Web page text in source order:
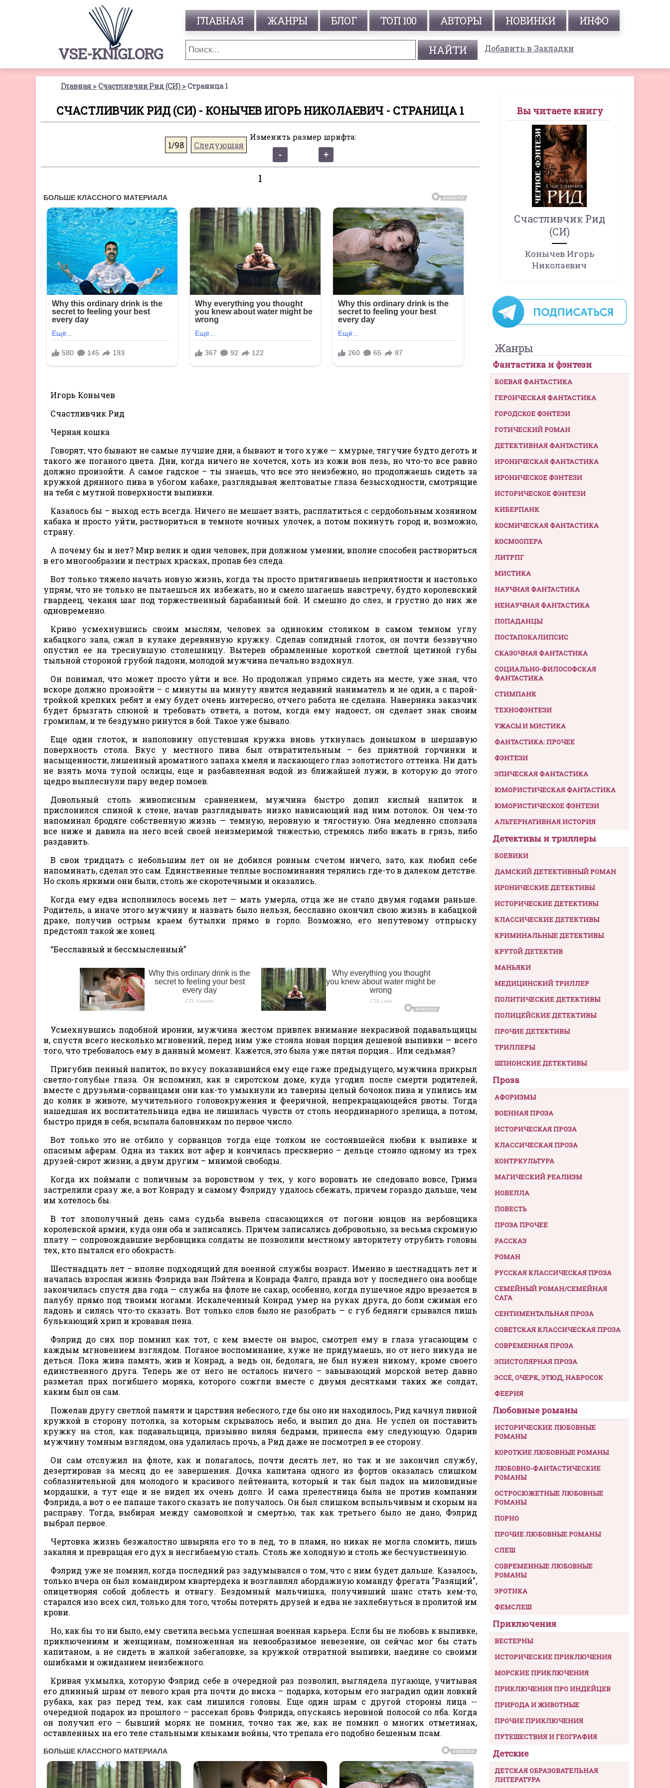
VSE-KNIGI.ORG
ГЛАВНАЯ ЖАНРЫ БЛОГ ТОП 100 АВТОРЫ НОВИНКИ ИНФО
Добавить в Закладки
Главная Счастливчик Рид (СИ) Страница 1
СЧАСТЛИВЧИК РИД (СИ) - КОНЫЧЕВ ИГОРЬ НИКОЛАЕВИЧ - СТРАНИЦА 1
1/98 Следующая
Изменить размер шрифта:
1
Игорь Конычев
Счастливчик Рид
Черная кошка
Говорят, что бывают не самые лучшие дни, а бывают и того хуже — хмурые, тягучие будто деготь и
такого же поганого цвета. Дни, когда ничего не хочется, хоть из кожи вон лезь, но что-то все равно
должно произойти. А самое гадское – ты знаешь, что все это неизбежно, но продолжаешь сидеть за
кружкой дрянного пива в убогом кабаке, разглядывая желтоватые глаза безысходности, смотрящие
на тебя с мутной поверхности выпивки.
Казалось бы – выход есть всегда. Ничего не мешает взять, расплатиться с сердобольным хозяином
кабака и просто уйти, раствориться в темноте ночных улочек, а потом покинуть город и, возможно,
страну.
А почему бы и нет? Мир велик и один человек, при должном умении, вполне способен раствориться
в его многообразии и пестрых красках, пропав без следа.
Вот только тяжело начать новую жизнь, когда ты просто притягиваешь неприятности и настолько
упрям, что не только не пытаешься их избежать, но и смело шагаешь навстречу, будто королевский
гвардеец, чеканя шаг под торжественный барабанный бой. И смешно до слез, и грустно до них же
одновременно.
Криво усмехнувшись своим мыслям, человек за одиноким столиком в самом темном углу
кабацкого зала, сжал в кулаке деревянную кружку. Сделав солидный глоток, он почти беззвучно
опустил ее на треснувшую столешницу. Вытерев обрамленные короткой светлой щетиной губы
тыльной стороной грубой ладони, молодой мужчина печально вздохнул.
Он понимал, что может просто уйти и все. Но продолжал упрямо сидеть на месте, уже зная, что
вскоре должно произойти – с минуты на минуту явится недавний наниматель и не один, а с парой-
тройкой крепких ребят и ему будет очень интересно, отчего работа не сделана. Наверняка заказчик
будет брызгать слюной и требовать ответа, а потом, когда ему надоест, он сделает знак своим
громилам, и те бездумно ринутся в бой. Такое уже бывало.
Еще один глоток, и наполовину опустевшая кружка вновь уткнулась донышком в шершавую
поверхность стола. Вкус у местного пива был отвратительным – без приятной горчинки и
насыщенности, лишенный ароматного запаха хмеля и ласкающего глаз золотистого оттенка. Ни дать
не взять моча тупой ослицы, еще и разбавленная водой из ближайшей лужи, в которую до этого
щедро выплеснули пару ведер помоев.
Довольный столь живописным сравнением, мужчина быстро допил кислый напиток и
прислонился спиной к стене, начав разглядывать низко нависающий над ним потолок. Он чем-то
напоминал бродяге собственную жизнь — темную, неровную и тягостную. Она медленно сползала
все ниже и давила на него всей своей неизмеримой тяжестью, стремясь либо вжать в грязь, либо
раздавить.
В свои тридцать с небольшим лет он не добился ровным счетом ничего, зато, как любил себе
напоминать, сделал это сам. Единственные теплые воспоминания терялись где-то в далеком детстве.
Но сколь яркими они были, столь же скоротечными и оказались.
Когда ему едва исполнилось восемь лет — мать умерла, отца же не стало двумя годами раньше.
Родитель, а иначе этого мужчину и назвать было нельзя, бесславно окончил свою жизнь в кабацкой
драке, получив острым краем бутылки прямо в горло. Возможно, его непутевому отпрыску
предстоял такой же конец.
“Бесславный и бессмысленный”
Усмехнувшись подобной иронии, мужчина жестом привлек внимание некрасивой подавальщицы
и, спустя всего несколько мгновений, перед ним уже стояла новая порция дешевой выпивки — всего
того, что требовалось ему в данный момент. Кажется, это была уже пятая порция… Или седьмая?
Пригубив пенный напиток, по вкусу показавшийся ему еще гаже предыдущего, мужчина прикрыл
светло-голубые глаза. Он вспомнил, как в сиротском доме, куда угодил после смерти родителей,
вместе с друзьями-сорванцами они как-то умыкнули из таверны целый бочонок пива и упились им
до колик в животе, мучительного головокружения и фееричной, непрекращающейся рвоты. Тогда
нашедшая их воспитательница едва не лишилась чувств от столь неординарного зрелища, а потом,
быстро придя в себя, всыпала баловникам по первое число.
Вот только это не отбило у сорванцов тогда еще толком не состоявшейся любви к выпивке и
опасным аферам. Одна из таких вот афер и кончилась прескверно – дельце стоило одному из трех
друзей-сирот жизни, а двум другим – мнимой свободы.
Когда их поймали с поличным за воровством у тех, у кого воровать не следовало вовсе, Грима
застрелили сразу же, а вот Конраду и самому Фэлриду удалось сбежать, причем гораздо дальше, чем
им хотелось бы.
В тот злополучный день сама судьба вывела спасающихся от погони юнцов на вербовщика
королевской армии, куда они оба и записались. Причем записались добровольно, за весьма скромную
плату — сопровождавшие вербовщика солдаты не позволили местному авторитету отрубить головы
тех, кто пытался его обокрасть.
Шестнадцать лет – вполне подходящий для военной службы возраст. Именно в шестнадцать лет и
началась взрослая жизнь Фэлрида ван Лэйтена и Конрада Фалго, правда вот у последнего она вообще
закончилась спустя два года — служба на флоте не сахар, особенно, когда пушечное ядро врезается в
палубу прямо под твоими ногами. Искалеченный Конрад умер на руках друга, до боли сжимая его
ладонь и силясь что-то сказать. Вот только слов было не разобрать — с губ бедняги срывался лишь
булькающий хрип и кровавая пена.
Фэлрид до сих пор помнил как тот, с кем вместе он вырос, смотрел ему в глаза угасающим с
каждым мгновением взглядом. Поганое воспоминание, хуже не придумаешь, но от него никуда не
деться. Пока жива память, жив и Конрад, а ведь он, бедолага, не был нужен никому, кроме своего
единственного друга. Теперь же от него не осталось ничего – завывающий морской ветер давно
разметал прах погибшего моряка, которого сожгли вместе с двумя десятками таких же солдат,
каким был он сам.
Пожелав другу светлой памяти и царствия небесного, где бы оно ни находилось, Рид качнул пивной
кружкой в сторону потолка, за которым скрывалось небо, и выпил до дна. Не успел он поставить
кружку на стол, как подавальщица, призывно виляя бедрами, принесла ему следующую. Одарив
мужчину томным взглядом, она удалилась прочь, а Рид даже не посмотрел в ее сторону.
Он сам отслужил на флоте, как и полагалось, почти десять лет, но так и не закончил службу,
дезертировав за месяц до ее завершения. Дочка капитана одного из фортов оказалась слишком
соблазнительной для молодого и красивого лейтенанта, который и так был падок на миловидные
мордашки, а тут еще и не видел их очень долго. И сама прелестница была не против компании
Фэлрида, а вот о ее папаше такого сказать не получалось. Он был слишком вспыльчивым и скорым на
расправу. Тогда, выбирая между самоволкой и смертью, так как третьего было не дано, Фэлрид
выбрал первое.
Чертовка жизнь безжалостно швыряла его то в лед, то в пламя, но никак не могла сломить, лишь
закаляя и превращая его дух в несгибаемую сталь. Столь же холодную и столь же бесчувственную.
Фэлрид уже не помнил, когда последний раз задумывался о том, что с ним будет дальше. Казалось,
только вчера он был командиром квартердека и возглавлял абордажную команду фрегата "Разящий",
олицетворяя собой доблесть и отвагу. Бездомный мальчишка, получивший шанс стать кем-то,
старался изо всех сил, только для того, чтобы потерять друзей и едва не захлебнуться в пролитой им
крови.
Но, как бы то ни было, ему светила весьма успешная военная карьера. Если бы не любовь к выпивке,
приключениям и женщинам, помноженная на невообразимое невезение, он сейчас мог бы стать
капитаном, а не сидеть в жалкой забегаловке, за кружкой отвратной выпивки, наедине со своими
ошибками и ожиданием неизбежного.
Кривая ухмылка, которую Фэлрид себе в очередной раз позволил, выглядела пугающе, учитывая
его длинный шрам от левого края рта почти до виска – подарка, которым его наградил один ловкий
рубака, как раз перед тем, как сам лишился головы. Еще один шрам с другой стороны лица --
очередной подарок из прошлого – рассекал бровь Фэлрида, опускаясь неровной полосой со лба. Когда
он получил его – бывший моряк не помнил, точно так же, как не помнил о многих отметинах,
оставленных на его теле стальными клыками войны, что трепала его подобно бешеным псам.
Вы читаете книгу
Счастливчик Рид
(СИ)
Конычев Игорь
Николаевич
Жанры
Фантастика и фэнтези
БОЕВАЯ ФАНТАСТИКА
ГЕРОИЧЕСКАЯ ФАНТАСТИКА
ГОРОДСКОЕ ФЭНТЕЗИ
ГОТИЧЕСКИЙ РОМАН
ДЕТЕКТИВНАЯ ФАНТАСТИКА
ИРОНИЧЕСКАЯ ФАНТАСТИКА
ИРОНИЧЕСКОЕ ФЭНТЕЗИ
ИСТОРИЧЕСКОЕ ФЭНТЕЗИ
КИБЕРПАНК
КОСМИЧЕСКАЯ ФАНТАСТИКА
КОСМООПЕРА
ЛИТРПГ
МИСТИКА
НАУЧНАЯ ФАНТАСТИКА
НЕНАУЧНАЯ ФАНТАСТИКА
ПОПАДАНЦЫ
ПОСТАПОКАЛИПСИС
СКАЗОЧНАЯ ФАНТАСТИКА
СОЦИАЛЬНО-ФИЛОСОФСКАЯ
ФАНТАСТИКА
СТИМПАНК
ТЕХНОФЭНТЕЗИ
УЖАСЫ И МИСТИКА
ФАНТАСТИКА: ПРОЧЕЕ
ФЭНТЕЗИ
ЭПИЧЕСКАЯ ФАНТАСТИКА
ЮМОРИСТИЧЕСКАЯ ФАНТАСТИКА
ЮМОРИСТИЧЕСКОЕ ФЭНТЕЗИ
АЛЬТЕРНАТИВНАЯ ИСТОРИЯ
Детективы и триллеры
БОЕВИКИ
ДАМСКИЙ ДЕТЕКТИВНЫЙ РОМАН
ИРОНИЧЕСКИЕ ДЕТЕКТИВЫ
ИСТОРИЧЕСКИЕ ДЕТЕКТИВЫ
КЛАССИЧЕСКИЕ ДЕТЕКТИВЫ
КРИМИНАЛЬНЫЕ ДЕТЕКТИВЫ
КРУТОЙ ДЕТЕКТИВ
МАНЬЯКИ
МЕДИЦИНСКИЙ ТРИЛЛЕР
ПОЛИТИЧЕСКИЕ ДЕТЕКТИВЫ
ПОЛИЦЕЙСКИЕ ДЕТЕКТИВЫ
ПРОЧИЕ ДЕТЕКТИВЫ
ТРИЛЛЕРЫ
ШПИОНСКИЕ ДЕТЕКТИВЫ
Проза
АФОРИЗМЫ
ВОЕННАЯ ПРОЗА
ИСТОРИЧЕСКАЯ ПРОЗА
КЛАССИЧЕСКАЯ ПРОЗА
КОНТРКУЛЬТУРА
МАГИЧЕСКИЙ РЕАЛИЗМ
НОВЕЛЛА
ПОВЕСТЬ
ПРОЗА ПРОЧЕЕ
РАССКАЗ
РОМАН
РУССКАЯ КЛАССИЧЕСКАЯ ПРОЗА
СЕМЕЙНЫЙ РОМАН/СЕМЕЙНАЯ
САГА
СЕНТИМЕНТАЛЬНАЯ ПРОЗА
СОВЕТСКАЯ КЛАССИЧЕСКАЯ ПРОЗА
СОВРЕМЕННАЯ ПРОЗА
ЭПИСТОЛЯРНАЯ ПРОЗА
ЭССЕ, ОЧЕРК, ЭТЮД, НАБРОСОК
ФЕЕРИЯ
Любовные романы
ИСТОРИЧЕСКИЕ ЛЮБОВНЫЕ
РОМАНЫ
КОРОТКИЕ ЛЮБОВНЫЕ РОМАНЫ
ЛЮБОВНО-ФАНТАСТИЧЕСКИЕ
РОМАНЫ
ОСТРОСЮЖЕТНЫЕ ЛЮБОВНЫЕ
РОМАНЫ
ПОРНО
ПРОЧИЕ ЛЮБОВНЫЕ РОМАНЫ
СЛЕШ
СОВРЕМЕННЫЕ ЛЮБОВНЫЕ
РОМАНЫ
ЭРОТИКА
ФЕМСЛЕШ
Приключения
ВЕСТЕРНЫ
ИСТОРИЧЕСКИЕ ПРИКЛЮЧЕНИЯ
МОРСКИЕ ПРИКЛЮЧЕНИЯ
ПРИКЛЮЧЕНИЯ ПРО ИНДЕЙЦЕВ
ПРИРОДА И ЖИВОТНЫЕ
ПРОЧИЕ ПРИКЛЮЧЕНИЯ
ПУТЕШЕСТВИЯ И ГЕОГРАФИЯ
Детские
ДЕТСКАЯ ОБРАЗОВАТЕЛЬНАЯ
ЛИТЕРАТУРА